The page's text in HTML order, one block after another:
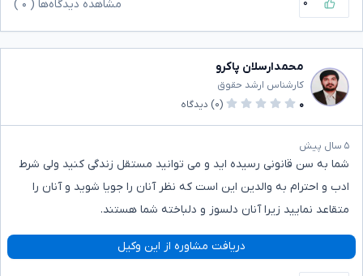
مشاهده دیدگاه‌ها ( ۰
محمدارسلان پاکرو
کارشناس ارشد حقوق
۰
(۰) دیدگاه
۵ سال پیش
شما به سن قانونی رسیده اید و می توانید مستقل زندگی کنید ولی شرط
ادب و احترام به والدین این است که نظر آنان را جویا شوید و آنان را
متقاعد نمایید زیرا آنان دلسوز و دلباخته شما هستند.
دریافت مشاوره از این وکیل